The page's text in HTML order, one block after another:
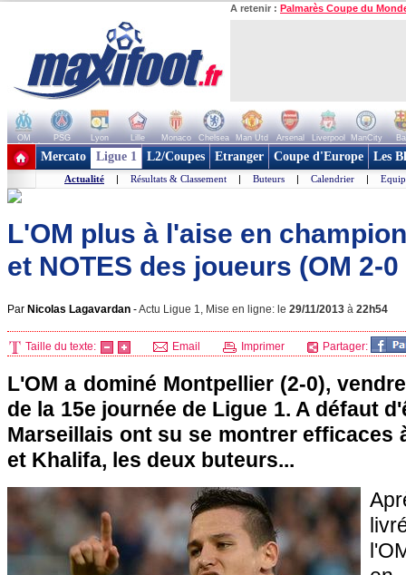
A retenir : Palmarès Coupe du
OM PSG Lyon Lille Monaco Chelsea Man Utd Arsenal Liverpool ManCity
+ de clubs
Mercato Ligue 1 L2/Coupes Etranger Coupe d'Europe Les
Actualité | Résultats & Classement | Buteurs | Calendrier |
L'OM plus à l'aise en
et NOTES des joueurs (OM 2-
Par Nicolas Lagavardan -Actu Ligue 1, Mise en ligne: le 29/11/2013 à 22h54
Taille du texte: Email Imprimer Partager:
L'OM a dominé Montpellier(2-0),
de la 15e journée de Ligue 1. A défaut
Marseillais ont su se montrer efficaces
et Khalifa, les deux buteurs...